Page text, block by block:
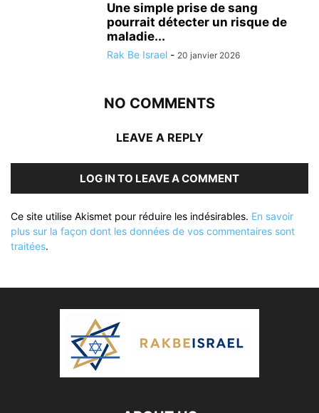
Une simple prise de sang
pourrait détecter un risque de
maladie...
Rak Be Israel - 20 janvier 2026
NO COMMENTS
LEAVE A REPLY
LOG IN TO LEAVE A COMMENT
Ce site utilise Akismet pour réduire les indésirables. En savoir
plus sur la façon dont les données de vos commentaires sont
traitées.